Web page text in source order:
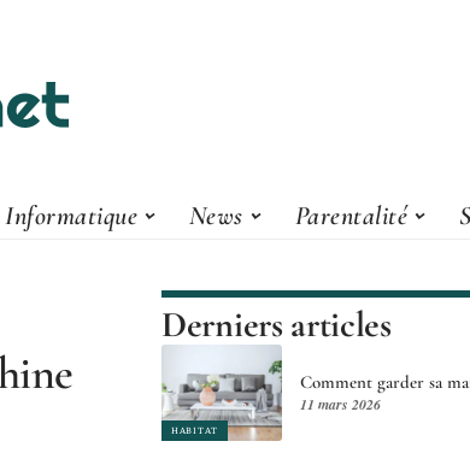
Informatique News Parentalité
Derniers articles
HABITAT
Comment garder sa
11 mars 2026